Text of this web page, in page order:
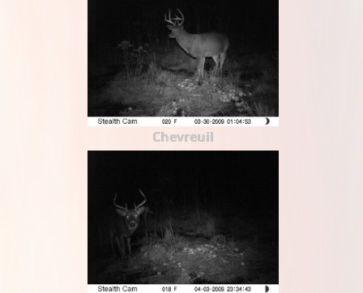
Chevreuil